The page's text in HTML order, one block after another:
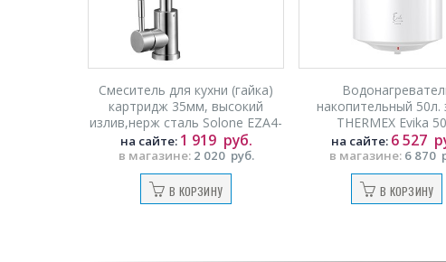
Cмеситель для кухни (гайка)
картридж 35мм, высокий
излив,нерж сталь Solone EZA4-
В090
в магазине: 2 020 руб.
на сайте: 1 919 руб.
В КОРЗИНУ
накопительный 50л.
THERMEX Evika
в магазине: 6 870
на сайте: 6 527
В КОРЗИНУ